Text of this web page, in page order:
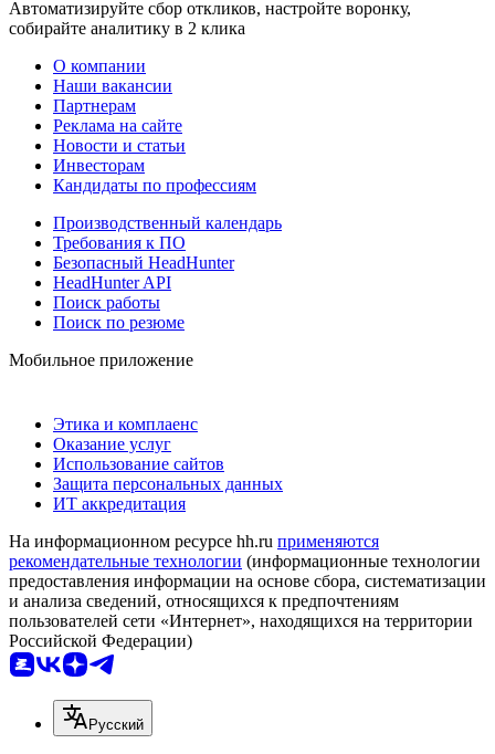
Автоматизируйте сбор откликов, настройте воронку,
собирайте аналитику в 2 клика
О компании
Наши вакансии
Партнерам
Реклама на сайте
Новости и статьи
Инвесторам
Кандидаты по профессиям
Производственный календарь
Требования к ПО
Безопасный HeadHunter
HeadHunter API
Поиск работы
Поиск по резюме
Мобильное приложение
Этика и комплаенс
Оказание услуг
Использование сайтов
Защита персональных данных
ИТ аккредитация
На информационном ресурсе hh.ru применяются
рекомендательные технологии (информационные технологии
предоставления информации на основе сбора, систематизации
и анализа сведений, относящихся к предпочтениям
пользователей сети «Интернет», находящихся на территории
Российской Федерации)
Русский